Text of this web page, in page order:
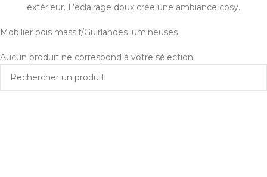
extérieur. L’éclairage doux crée une ambiance cosy.
Mobilier bois massif Guirlandes lumineuses
Aucun produit ne correspond à votre sélection.